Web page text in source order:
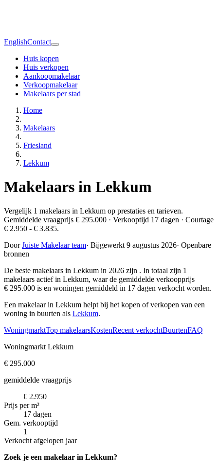
EnglishContact
Huis kopen
Huis verkopen
Aankoopmakelaar
Verkoopmakelaar
Makelaars per stad
Home
Makelaars
Friesland
Lekkum
Makelaars in Lekkum
Vergelijk 1 makelaars in Lekkum op prestaties en tarieven.
Gemiddelde vraagprijs € 295.000 · Verkooptijd 17 dagen · Courtage
€ 2.950 - € 3.835.
DoorJuiste Makelaar team· Bijgewerkt 9 augustus 2026· Openbare
bronnen
De beste makelaars in Lekkum in 2026 zijn . In totaal zijn 1
makelaars actief in Lekkum, waar de gemiddelde verkoopprijs
€ 295.000 is en woningen gemiddeld in 17 dagen verkocht worden.
Een makelaar in Lekkum helpt bij het kopen of verkopen van een
woning in buurten als Lekkum.
WoningmarktTop makelaarsKostenRecent verkochtBuurtenFAQ
Woningmarkt Lekkum
€ 295.000
gemiddelde vraagprijs
€ 2.950
Prijs per m²
17 dagen
Gem. verkooptijd
1
Verkocht afgelopen jaar
Zoek je een makelaar in Lekkum?